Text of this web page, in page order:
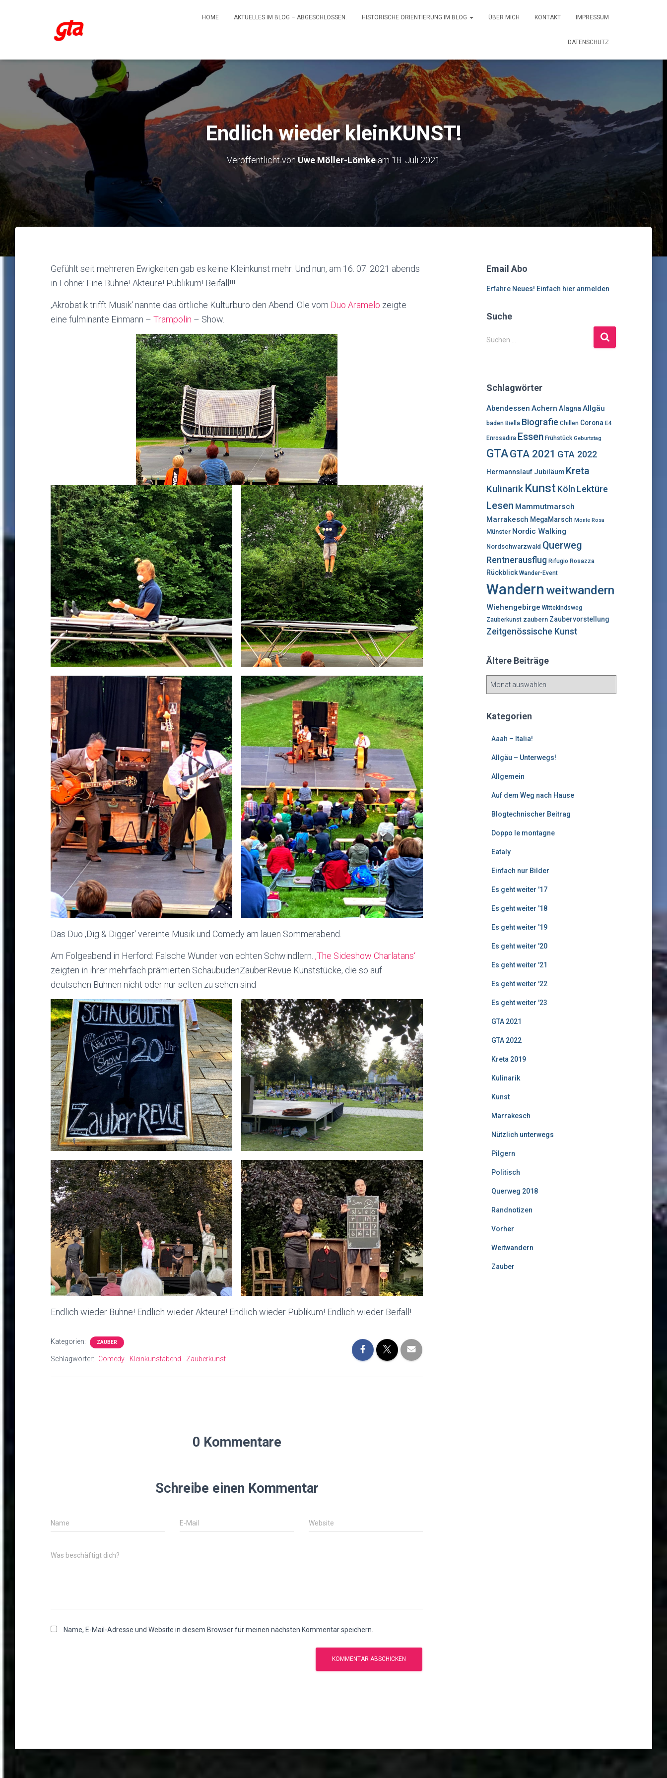
HOME AKTUELLES IM BLOG – ABGESCHLOSSEN. HISTORISCHE ORIENTIERUNG IM BLOG ÜBER MICH KONTAKT IMPRESSUM
DATENSCHUTZ
Endlich wieder kleinKUNST!
Veröffentlicht vonUwe Möller-Lömkeam 18. Juli 2021
Gefühlt seit mehreren Ewigkeiten gab es keine Kleinkunst mehr. Und nun, am 16. 07. 2021 abends
in Löhne: Eine Bühne! Akteure! Publikum! Beifall!!!
‚Akrobatik trifft Musik‘ nannte das örtliche Kulturbüro den Abend. Ole vom Duo Aramelo zeigte
eine fulminante Einmann – Trampolin – Show.
Das Duo ‚Dig & Digger‘ vereinte Musik und Comedy am lauen Sommerabend.
Am Folgeabend in Herford: Falsche Wunder von echten Schwindlern. ‚The Sideshow Charlatans‘
zeigten in ihrer mehrfach prämierten SchaubudenZauberRevue Kunststücke, die so auf
deutschen Bühnen nicht oder nur selten zu sehen sind
Endlich wieder Bühne! Endlich wieder Akteure! Endlich wieder Publikum! Endlich wieder Beifall!
Kategorien: ZAUBER
Schlagwörter: Comedy Kleinkunstabend Zauberkunst
0 Kommentare
Schreibe einen Kommentar
Name E-Mail Website
Was beschäftigt dich?
Name, E-Mail-Adresse und Website in diesem Browser für meinen nächsten Kommentar speichern.
Email Abo
Erfahre Neues! Einfach hier anmelden
Suche
S
u
n
a
c
h
Suchen …
Schlagwörter
Abendessen Achern Alagna Allgäu
baden Biella Biografie Chillen Corona E4
Enrosadira Essen Frühstück Geburtstag
GTAGTA 2021 GTA 2022
Hermannslauf Jubiläum Kreta
Kulinarik Kunst Köln Lektüre
Lesen Mammutmarsch
Marrakesch MegaMarsch Monte Rosa
Münster Nordic Walking
Nordschwarzwald Querweg
Rentnerausflug Rifugio Rosazza
Rückblick Wander-Event
Wandern weitwandern
Wiehengebirge Wittekindsweg
Zauberkunst zaubern Zaubervorstellung
Zeitgenössische Kunst
Ältere Beiträge
e
Kategorien
Aaah – Italia!
Allgäu – Unterwegs!
Allgemein
Auf dem Weg nach Hause
Blogtechnischer Beitrag
Doppo le montagne
Eataly
Einfach nur Bilder
Es geht weiter '17
Es geht weiter '18
Es geht weiter '19
Es geht weiter '20
Es geht weiter '21
Es geht weiter '22
Es geht weiter '23
GTA 2021
GTA 2022
Kreta 2019
Kulinarik
Kunst
Marrakesch
Nützlich unterwegs
Pilgern
Politisch
Querweg 2018
Randnotizen
Vorher
Weitwandern
Zauber